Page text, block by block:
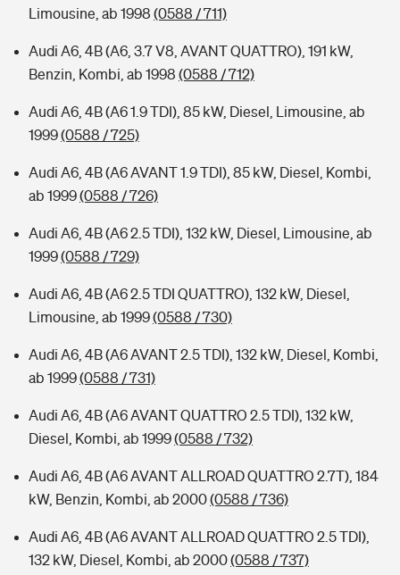
Limousine, ab 1998 (0588 / 711)
Audi A6, 4B (A6, 3.7 V8, AVANT QUATTRO), 191 kW,
Benzin, Kombi, ab 1998 (0588 / 712)
Audi A6, 4B (A6 1.9 TDI), 85 kW, Diesel, Limousine, ab
1999(0588 / 725)
Audi A6, 4B (A6 AVANT 1.9 TDI), 85 kW, Diesel, Kombi,
ab 1999(0588 / 726)
Audi A6, 4B (A6 2.5 TDI), 132 kW, Diesel, Limousine, ab
1999(0588 / 729)
Audi A6, 4B (A6 2.5 TDI QUATTRO), 132 kW, Diesel,
Limousine, ab 1999(0588 / 730)
Audi A6, 4B (A6 AVANT 2.5 TDI), 132 kW, Diesel, Kombi,
ab 1999(0588 / 731)
Audi A6, 4B (A6 AVANT QUATTRO 2.5 TDI), 132 kW,
Diesel, Kombi, ab 1999(0588 / 732)
Audi A6, 4B (A6 AVANT ALLROAD QUATTRO 2.7T), 184
kW, Benzin, Kombi, ab 2000(0588 / 736)
Audi A6, 4B (A6 AVANT ALLROAD QUATTRO 2.5 TDI),
132 kW, Diesel, Kombi, ab 2000(0588 / 737)